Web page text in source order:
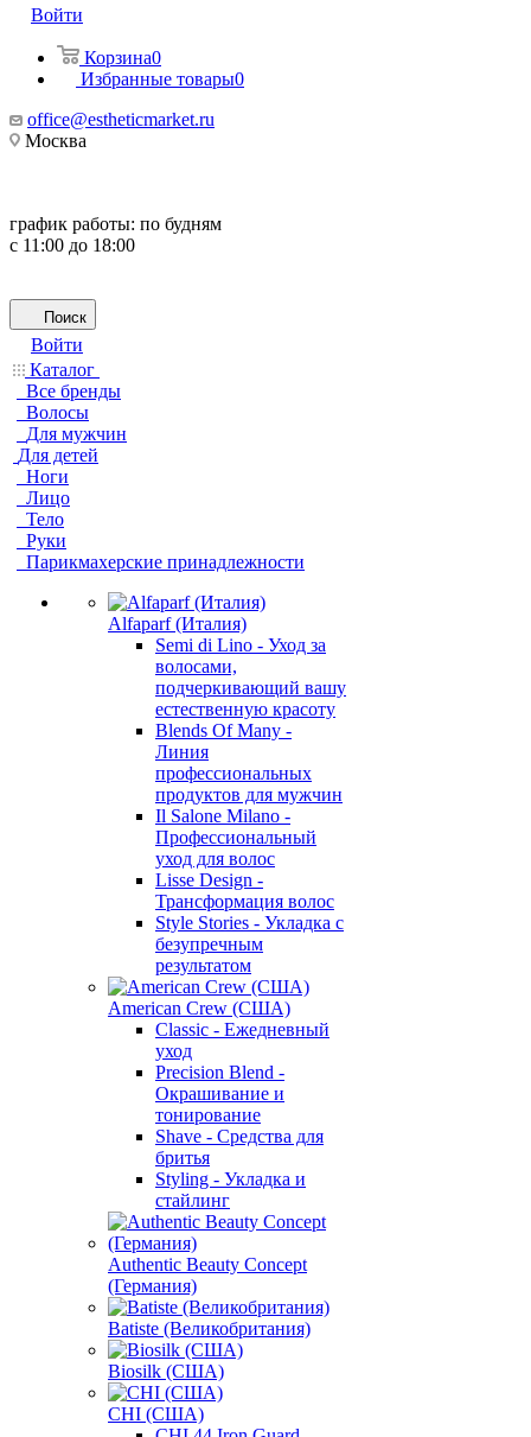
Войти
Корзина0
Избранные товары0
office@estheticmarket.ru
Москва
график работы: по будням
с 11:00 до 18:00
Поиск
Войти
Каталог
Все бренды
Волосы
Для мужчин
Для детей
Ноги
Лицо
Тело
Руки
Парикмахерские принадлежности
Alfaparf (Италия)
Semi di Lino - Уход за
волосами,
подчеркивающий вашу
естественную красоту
Blends Of Many -
Линия
профессиональных
продуктов для мужчин
Il Salone Milano -
Профессиональный
уход для волос
Lisse Design -
Трансформация волос
Style Stories - Укладка с
безупречным
результатом
American Crew (США)
Classic - Ежедневный
уход
Precision Blend -
Окрашивание и
тонирование
Shave - Средства для
бритья
Styling - Укладка и
стайлинг
Authentic Beauty Concept
(Германия)
Batiste (Великобритания)
Biosilk (США)
CHI (США)